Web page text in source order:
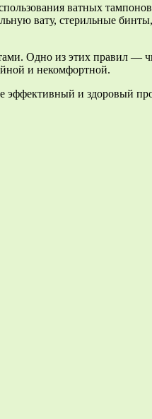
ватных
вату, стерильные
Одно из этих правил —
и некомфортной.
эффективный и здоровый